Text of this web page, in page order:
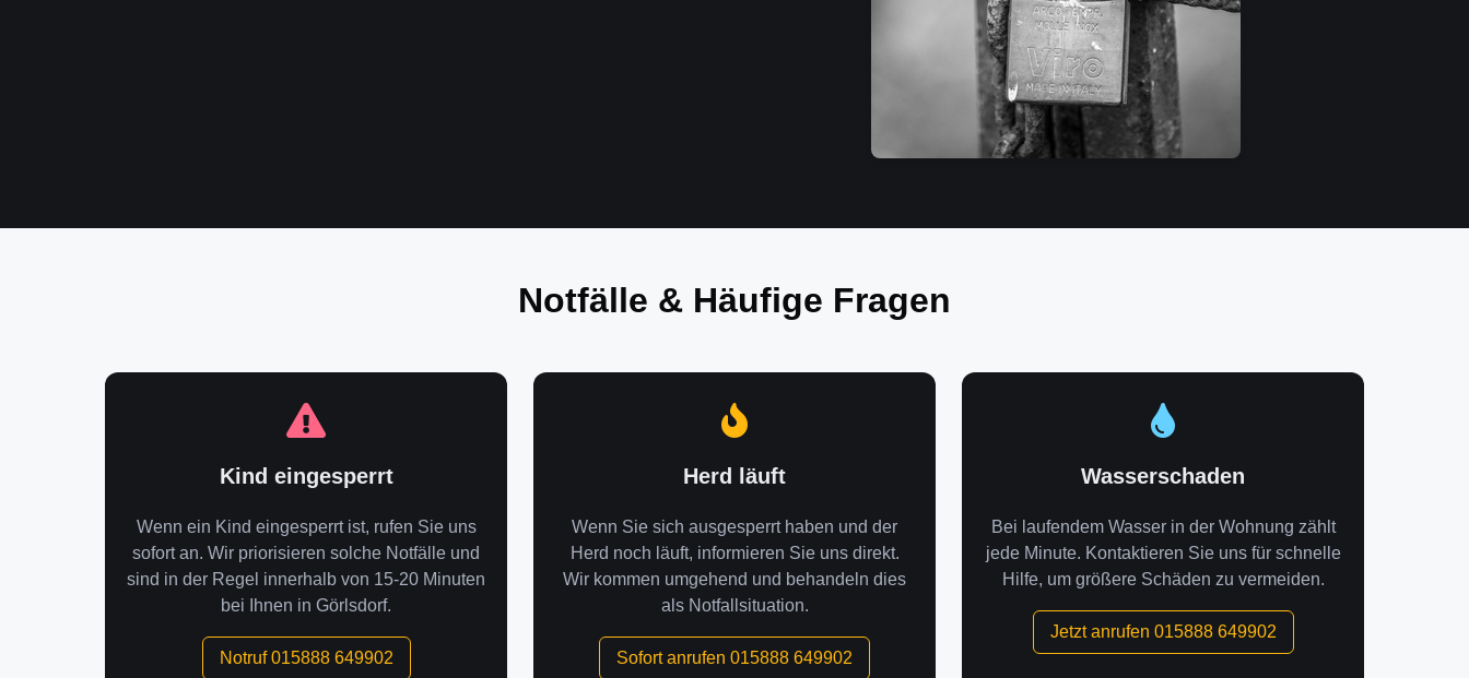
Notfälle & Häufige Fragen
Kind eingesperrt
Wenn ein Kind eingesperrt ist, rufen Sie uns
sofort an. Wir priorisieren solche Notfälle und
sind in der Regel innerhalb von 15-20 Minuten
bei Ihnen in Görlsdorf.
Notruf 015888 649902
Herd läuft
Wenn Sie sich ausgesperrt haben und der
Herd noch läuft, informieren Sie uns direkt.
Wir kommen umgehend und behandeln dies
als Notfallsituation.
Sofort anrufen 015888 649902
Wasserschaden
Bei laufendem Wasser in der Wohnung zählt
jede Minute. Kontaktieren Sie uns für schnelle
Hilfe, um größere Schäden zu vermeiden.
Jetzt anrufen 015888 649902